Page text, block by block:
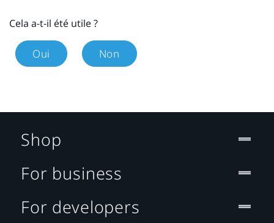
Cela a-t-il été utile ?
Oui Non
Shop
For business
For developers